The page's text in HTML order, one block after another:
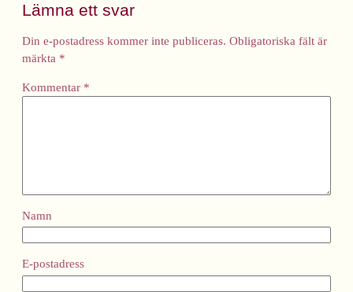
Lämna ett svar
Din e-postadress kommer inte publiceras. Obligatoriska fält är
märkta *
Kommentar *
Namn
E-postadress